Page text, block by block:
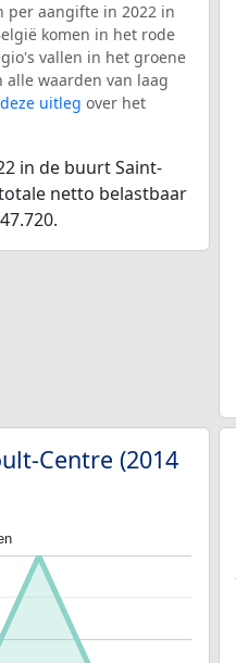
per aangifte in 2022 in
komen in het rode
vallen in het groene
waarden van laag
deze uitleg over het
in de buurt Saint-
netto belastbaar
Centre (2014